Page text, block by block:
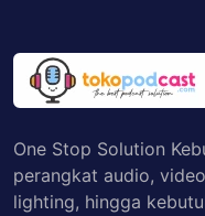
One Stop Solution
perangkat audio,
lighting, hingga